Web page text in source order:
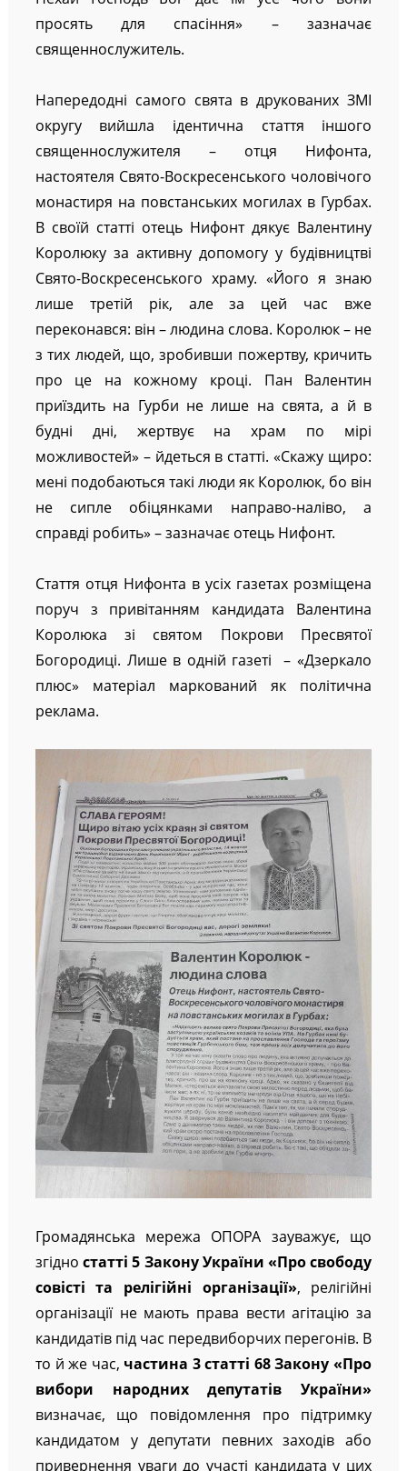
просять для спасіння» – зазначає
священнослужитель.
Напередодні самого свята в друкованих ЗМІ
округу вийшла ідентична стаття іншого
священнослужителя – отця Нифонта,
настоятеля Свято-Воскресенського чоловічого
монастиря на повстанських могилах в Гурбах.
В своїй статті отець Нифонт дякує Валентину
Королюку за активну допомогу у будівництві
Свято-Воскресенського храму. «Його я знаю
лише третій рік, але за цей час вже
переконався: він – людина слова. Королюк – не
з тих людей, що, зробивши пожертву, кричить
про це на кожному кроці. Пан Валентин
приїздить на Гурби не лише на свята, а й в
будні дні, жертвує на храм по мірі
можливостей» – йдеться в статті. «Скажу щиро:
мені подобаються такі люди як Королюк, бо він
не сипле обіцянками направо-наліво, а
справді робить» – зазначає отець Нифонт.
Стаття отця Нифонта в усіх газетах розміщена
поруч з привітанням кандидата Валентина
Королюка зі святом Покрови Пресвятої
Богородиці. Лише в одній газеті – «Дзеркало
плюс» матеріал маркований як політична
реклама.
Громадянська мережа ОПОРА зауважує, що
згідностатті 5 Закону України «Про свободу
совісті та релігійні організації», релігійні
організації не мають права вести агітацію за
кандидатів під час передвиборчих перегонів. В
то й же час, частина 3 статті 68 Закону «Про
вибори народних депутатів України»
визначає, що повідомлення про підтримку
кандидатом у депутати певних заходів або
привернення уваги до участі кандидата у цих